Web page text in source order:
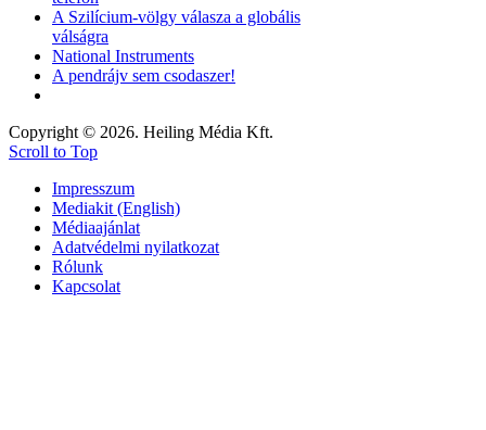
A Szilícium-völgy válasza a globális
válságra
National Instruments
A pendrájv sem csodaszer!
Copyright © 2026. Heiling Média Kft.
Scroll to Top
Impresszum
Mediakit (English)
Médiaajánlat
Adatvédelmi nyilatkozat
Rólunk
Kapcsolat